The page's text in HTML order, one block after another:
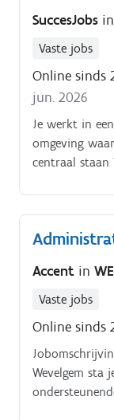
SuccesJobs in
Vaste jobs
Online sinds
jun. 2026
Je werkt in
omgeving
centraal staan
naar de
verwerking
verwerken van
efficiënt
Engels
Accent in
Vaste jobs
Online sinds
Wevelgem sta